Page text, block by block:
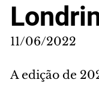
11/06/2022
A edição de